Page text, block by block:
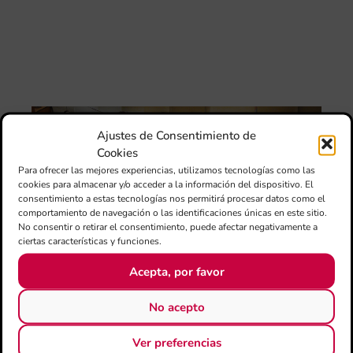
Ajustes de Consentimiento de
Cookies
Para ofrecer las mejores experiencias, utilizamos tecnologías como las
cookies para almacenar y/o acceder a la información del dispositivo. El
consentimiento a estas tecnologías nos permitirá procesar datos como el
comportamiento de navegación o las identificaciones únicas en este sitio.
No consentir o retirar el consentimiento, puede afectar negativamente a
ciertas características y funciones.
Acepta, por favor
No acepto
Ver preferencias
La